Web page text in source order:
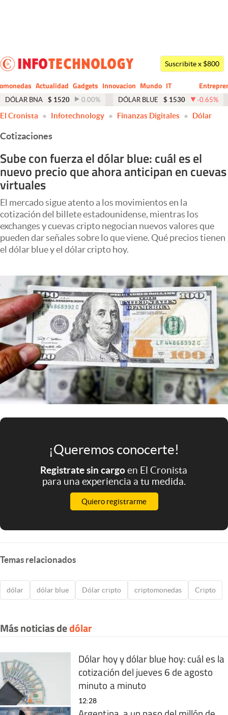
Dólar
Economía y Política
Finanzas y Mercados
Mercados Online
Negocios
Columnistas
Apertura
Infotechnology
Clase
Mundial 2026
Eventos Corporativos
El Cronista Studio
Mediakit
abre en nueva pestaña
Argentina
Suscribite x $800
Actualidad Gadgets Innovacion Mundo
CIO
IT
Business
DÓLAR BNA $ 1520 0.00% DÓLAR BLUE $ 1530 -0.65%
El Cronista Infotechnology Finanzas Digitales Dólar
Cotizaciones
Sube con fuerza el dólar blue: cuál es el
nuevo precio que ahora anticipan en cuevas
virtuales
El mercado sigue atento a los movimientos en la
cotización del billete estadounidense, mientras los
exchanges y cuevas cripto negocian nuevos valores que
pueden dar señales sobre lo que viene. Qué precios tienen
el dólar blue y el dólar cripto hoy.
¡Queremos conocerte!
Registrate sin cargoen El Cronista
para una experiencia a tu medida.
Quiero registrarme
Temas relacionados
dólar dólar blue Dólar cripto criptomonedas Cripto
Más noticias dedólar
Dólar hoy y dólar blue hoy: cuál es la
cotización del jueves 6 de agosto
minuto a minuto
12:28